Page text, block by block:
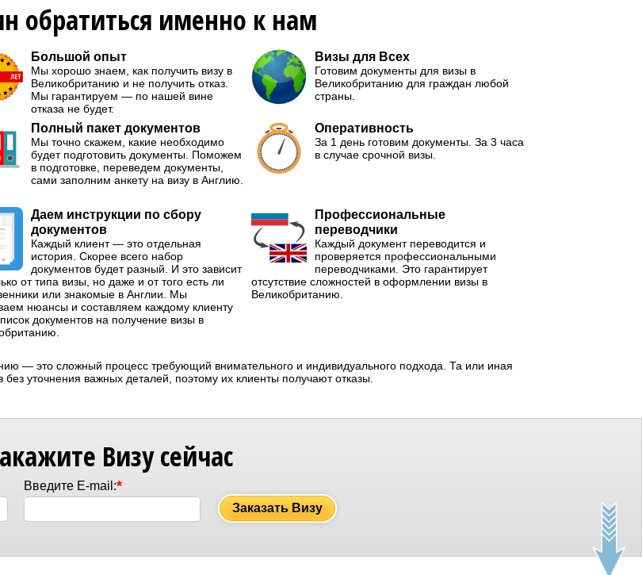
обратиться именно к нам
Большой опыт
Мы хорошо знаем, как получить визу в
Великобританию и не получить отказ.
Мы гарантируем — по нашей вине
отказа не будет.
Визы для Всех
Готовим документы для визы в
Великобританию для граждан любой
страны.
Полный пакет документов
Мы точно скажем, какие необходимо
будет подготовить документы. Поможем
в подготовке, переведем документы,
сами заполним анкету на визу в Англию.
Оперативность
За 1 день готовим документы. За 3 часа
в случае срочной визы.
Даем инструкции по сбору
документов
Каждый клиент — это отдельная
история. Скорее всего набор
документов будет разный. И это зависит
от типа визы, но даже и от того есть ли
или знакомые в Англии. Мы
нюансы и составляем каждому клиенту
документов на получение визы в
Профессиональные
переводчики
Каждый документ переводится и
проверяется профессиональными
переводчиками. Это гарантирует
отсутствие сложностей в оформлении визы в
Великобританию.
— это сложный процесс требующий внимательного и индивидуального подхода. Та или иная
уточнения важных деталей, поэтому их клиенты получают отказы.
Визу сейчас
Введите E-mail:*
Заказать Визу